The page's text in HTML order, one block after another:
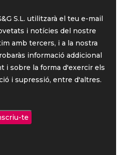
S.L. utilitzarà el teu e-mail
i notícies del nostre
amb tercers, i a la nostra
informació addicional
i sobre la forma d'exercir els
i supressió, entre d'altres.